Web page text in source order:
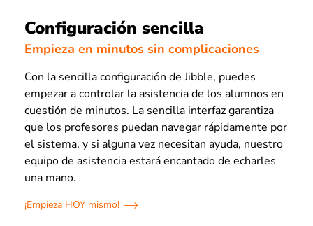
Configuración sencilla
Empieza en minutos sin complicaciones
Con la sencilla configuración de Jibble, puedes
empezar a controlar la asistencia de los alumnos en
cuestión de minutos. La sencilla interfaz garantiza
que los profesores puedan navegar rápidamente por
el sistema, y si alguna vez necesitan ayuda, nuestro
equipo de asistencia estará encantado de echarles
una mano.
¡Empieza HOY mismo!